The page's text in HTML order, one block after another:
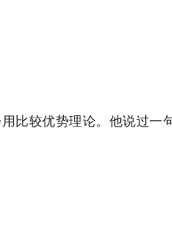
比较优势理论。他说过一